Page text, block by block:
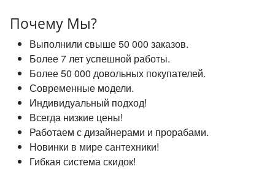
Почему Мы?
Выполнили свыше 50 000 заказов.
Более 7 лет успешной работы.
Более 50 000 довольных покупателей.
Современные модели.
Индивидуальный подход!
Всегда низкие цены!
Работаем с дизайнерами и прорабами.
Новинки в мире сантехники!
Гибкая система скидок!